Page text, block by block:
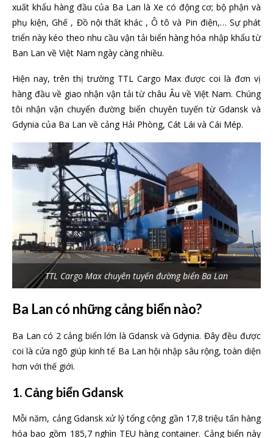
xuất khẩu hàng đầu của Ba Lan là Xe có động cơ; bộ phận và
phụ kiện, Ghế , Đồ nội thất khác , Ô tô và Pin điện,… Sự phát
triển này kéo theo nhu cầu vận tải biển hàng hóa nhập khẩu từ
Ban Lan về Việt Nam ngày càng nhiều.
Hiện nay, trên thị trường TTL Cargo Max được coi là đơn vị
hàng đầu về giao nhận vận tải từ châu Âu về Việt Nam. Chúng
tôi nhận vận chuyển đường biển chuyên tuyến từ Gdansk và
Gdynia của Ba Lan về cảng Hải Phòng, Cát Lái và Cái Mép.
TTL Cargo Max chuyên tuyến đường biển Ba Lan
Ba Lan có những cảng biển nào?
Ba Lan có 2 cảng biển lớn là Gdansk và Gdynia. Đây đều được
coi là cửa ngõ giúp kinh tế Ba Lan hội nhập sâu rộng, toàn diện
hơn với thế giới.
1. Cảng biển Gdansk
Mỗi năm, cảng Gdansk xử lý tổng cộng gần 17,8 triệu tấn hàng
hóa bao gồm 185,7 nghìn TEU hàng container. Cảng biển này